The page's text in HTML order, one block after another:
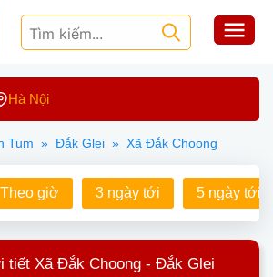
Hà Nội
Tum » Đắk Glei » Xã Đắk Choong
Theo giờ 3 ngày tới 5 ngày tới
tiết Xã Đắk Choong - Đắk Glei